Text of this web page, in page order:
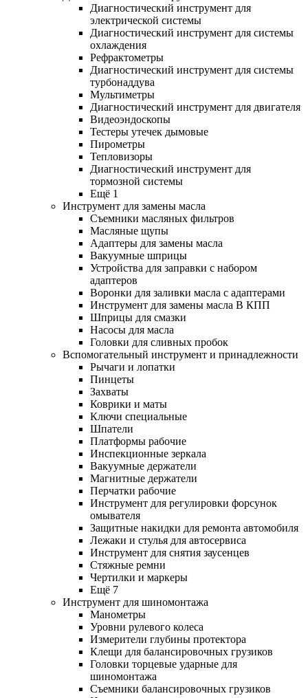
Диагностический инструмент для
электрической системы
Диагностический инструмент для системы
охлаждения
Рефрактометры
Диагностический инструмент для системы
турбонаддува
Мультиметры
Диагностический инструмент для двигателя
Видеоэндоскопы
Тестеры утечек дымовые
Пирометры
Тепловизоры
Диагностический инструмент для
тормозной системы
Ещё 1
Инструмент для замены масла
Съемники масляных фильтров
Масляные щупы
Адаптеры для замены масла
Вакуумные шприцы
Устройства для заправки с набором
адаптеров
Воронки для заливки масла с адаптерами
Инструмент для замены масла В КПП
Шприцы для смазки
Насосы для масла
Головки для сливных пробок
Вспомогательный инструмент и принадлежности
Рычаги и лопатки
Пинцеты
Захваты
Коврики и маты
Ключи специальные
Шпатели
Платформы рабочие
Инспекционные зеркала
Вакуумные держатели
Магнитные держатели
Перчатки рабочие
Инструмент для регулировки форсунок
омывателя
Защитные накидки для ремонта автомобиля
Лежаки и стулья для автосервиса
Инструмент для снятия заусенцев
Стяжные ремни
Чертилки и маркеры
Ещё 7
Инструмент для шиномонтажа
Манометры
Уровни рулевого колеса
Измерители глубины протектора
Клещи для балансировочных грузиков
Головки торцевые ударные для
шиномонтажа
Съемники балансировочных грузиков